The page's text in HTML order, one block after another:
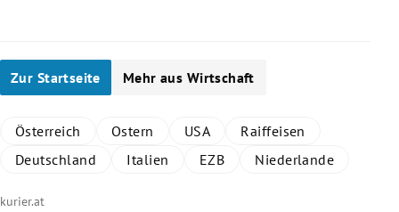
Zur Startseite Mehr aus Wirtschaft
Österreich Ostern USA
Raiffeisen
Deutschland
Italien EZB Niederlande
kurier.at